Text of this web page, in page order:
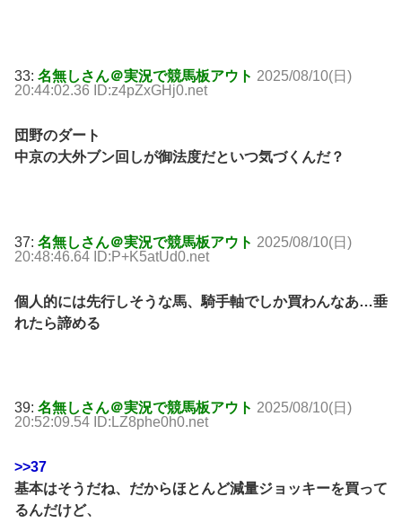
33: 名無しさん＠実況で競馬板アウト 2025/08/10(日)
20:44:02.36 ID:z4pZxGHj0.net
団野のダート
中京の大外ブン回しが御法度だといつ気づくんだ？
37: 名無しさん＠実況で競馬板アウト 2025/08/10(日)
20:48:46.64 ID:P+K5atUd0.net
個人的には先行しそうな馬、騎手軸でしか買わんなあ…垂
れたら諦める
39: 名無しさん＠実況で競馬板アウト 2025/08/10(日)
20:52:09.54 ID:LZ8phe0h0.net
>>37
基本はそうだね、だからほとんど減量ジョッキーを買って
るんだけど、